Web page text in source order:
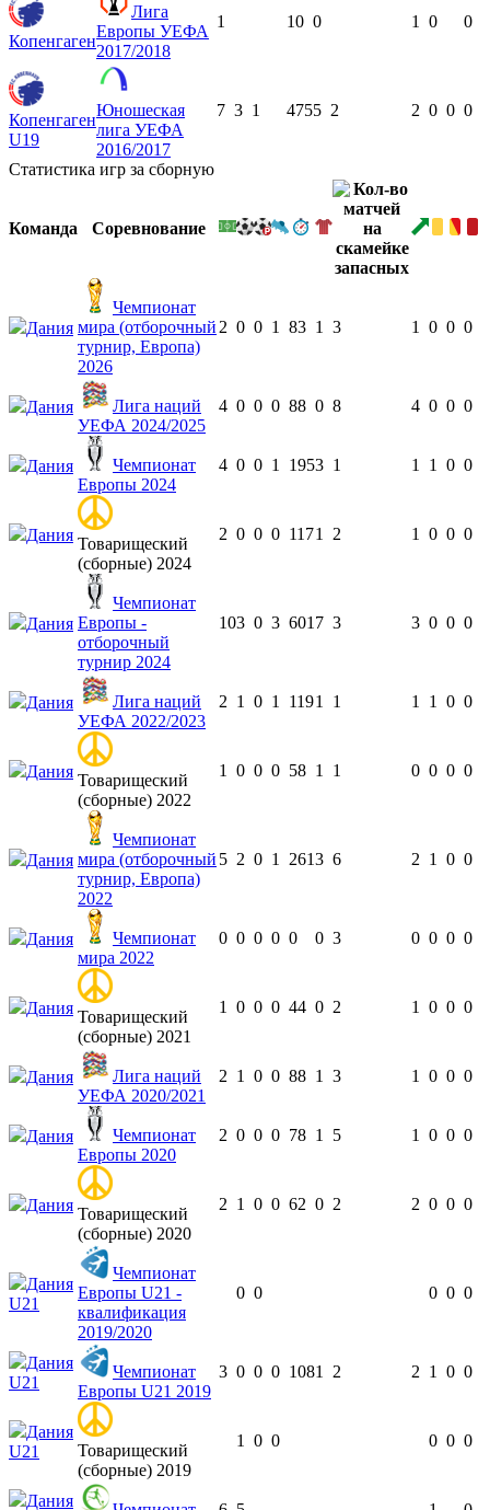
Копенгаген
Лига
Европы УЕФА
2017/2018
1 10 0 1 0 0
Копенгаген
U19
Юношеская
лига УЕФА
2016/2017
7 3 1 4755 2 2 0 0 0
Статистика игр за сборную
Команда Соревнование
Дания
Чемпионат
мира (отборочный
турнир, Европа)
2026
2 0 0 1 83 1 3 1 0 0 0
Дания
Лига наций
УЕФА 2024/2025
4 0 0 0 88 0 8 4 0 0 0
Дания
Чемпионат
Европы 2024
4 0 0 1 1953 1 1 1 0 0
Дания Товарищеский
(сборные) 2024
2 0 0 0 1171 2 1 0 0 0
Дания
Чемпионат
Европы -
отборочный
турнир 2024
103 0 3 601 7 3 3 0 0 0
Дания
Лига наций
УЕФА 2022/2023
2 1 0 1 1191 1 1 1 0 0
Дания Товарищеский
(сборные) 2022
1 0 0 0 58 1 1 0 0 0 0
Дания
Чемпионат
мира (отборочный
турнир, Европа)
2022
5 2 0 1 2613 6 2 1 0 0
Дания
Чемпионат
мира 2022
0 0 0 0 0 0 3 0 0 0 0
Дания Товарищеский
(сборные) 2021
1 0 0 0 44 0 2 1 0 0 0
Дания
Лига наций
УЕФА 2020/2021
2 1 0 0 88 1 3 1 0 0 0
Дания
Чемпионат
Европы 2020
2 0 0 0 78 1 5 1 0 0 0
Дания Товарищеский
(сборные) 2020
2 1 0 0 62 0 2 2 0 0 0
Дания
U21
Чемпионат
Европы U21 -
квалификация
2019/2020
0 0 0 0 0
Дания
U21
Чемпионат
Европы U21 2019
3 0 0 0 1081 2 2 1 0 0
Дания
U21
Товарищеский
(сборные) 2019
1 0 0 0 0 0
Дания